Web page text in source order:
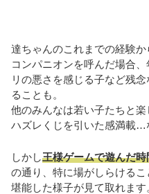
達ちゃんのこれまでの経験
コンパニオンを呼んだ場合
リの悪さを感じる子など残
ることも。
他のみんなは若い子たちと楽
ハズレくじを引いた感満載…
しかし王様ゲームで遊んだ
の通り、特に場がしらける
堪能した様子が見て取れます